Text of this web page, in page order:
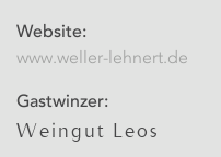
Website:
www.weller-lehnert.de
Gastwinzer:
Weingut Leos